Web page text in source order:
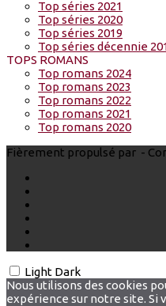
Top séries 2021
Top séries 2020
Top séries 2019
Top séries décennie
TOPS ROMANS
Top romans 2024
Top romans 2023
Top romans 2022
Top romans 2021
Top romans 2020
Fièrement propulsé par -
Light Dark
Nous utilisons des cookies
expérience sur notre site. Si